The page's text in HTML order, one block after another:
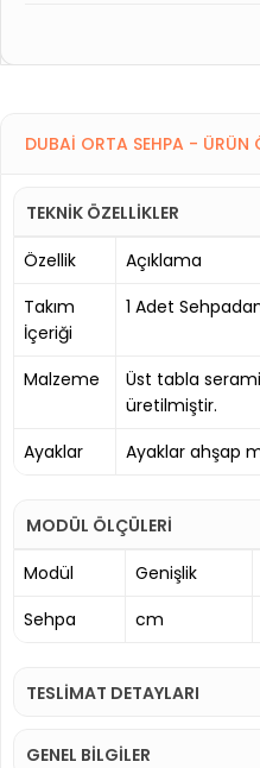
DUBAI ORTA SEHPA - ÜRÜN
TEKNİK ÖZELLİKLER
Özellik
Açıklama
Takım
İçeriği
1 Adet
Malzeme
Üst tabla
üretilmiştir.
Ayaklar
Ayaklar ahşap
MODÜL ÖLÇÜLERİ
Modül
Genişlik
Sehpa
cm
TESLİMAT DETAYLARI
GENEL BİLGİLER